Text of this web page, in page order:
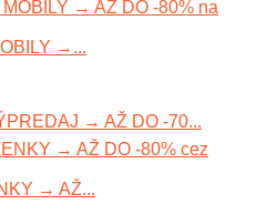
→...
→ AŽ DO -70...
→ AŽ...